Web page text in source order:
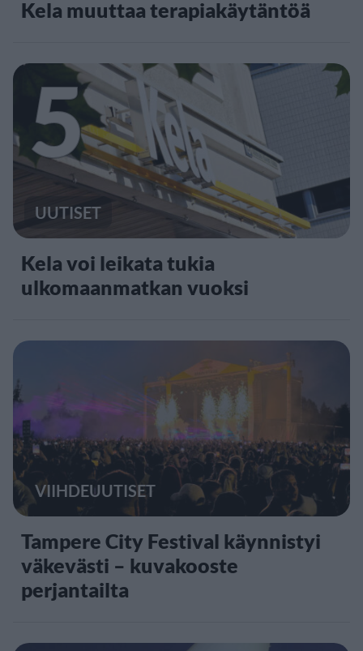
Kela muuttaa terapiakäytäntöä
5
UUTISET
Kela voi leikata tukia
ulkomaanmatkan vuoksi
VIIHDEUUTISET
Tampere City Festival käynnistyi
väkevästi – kuvakooste
perjantailta